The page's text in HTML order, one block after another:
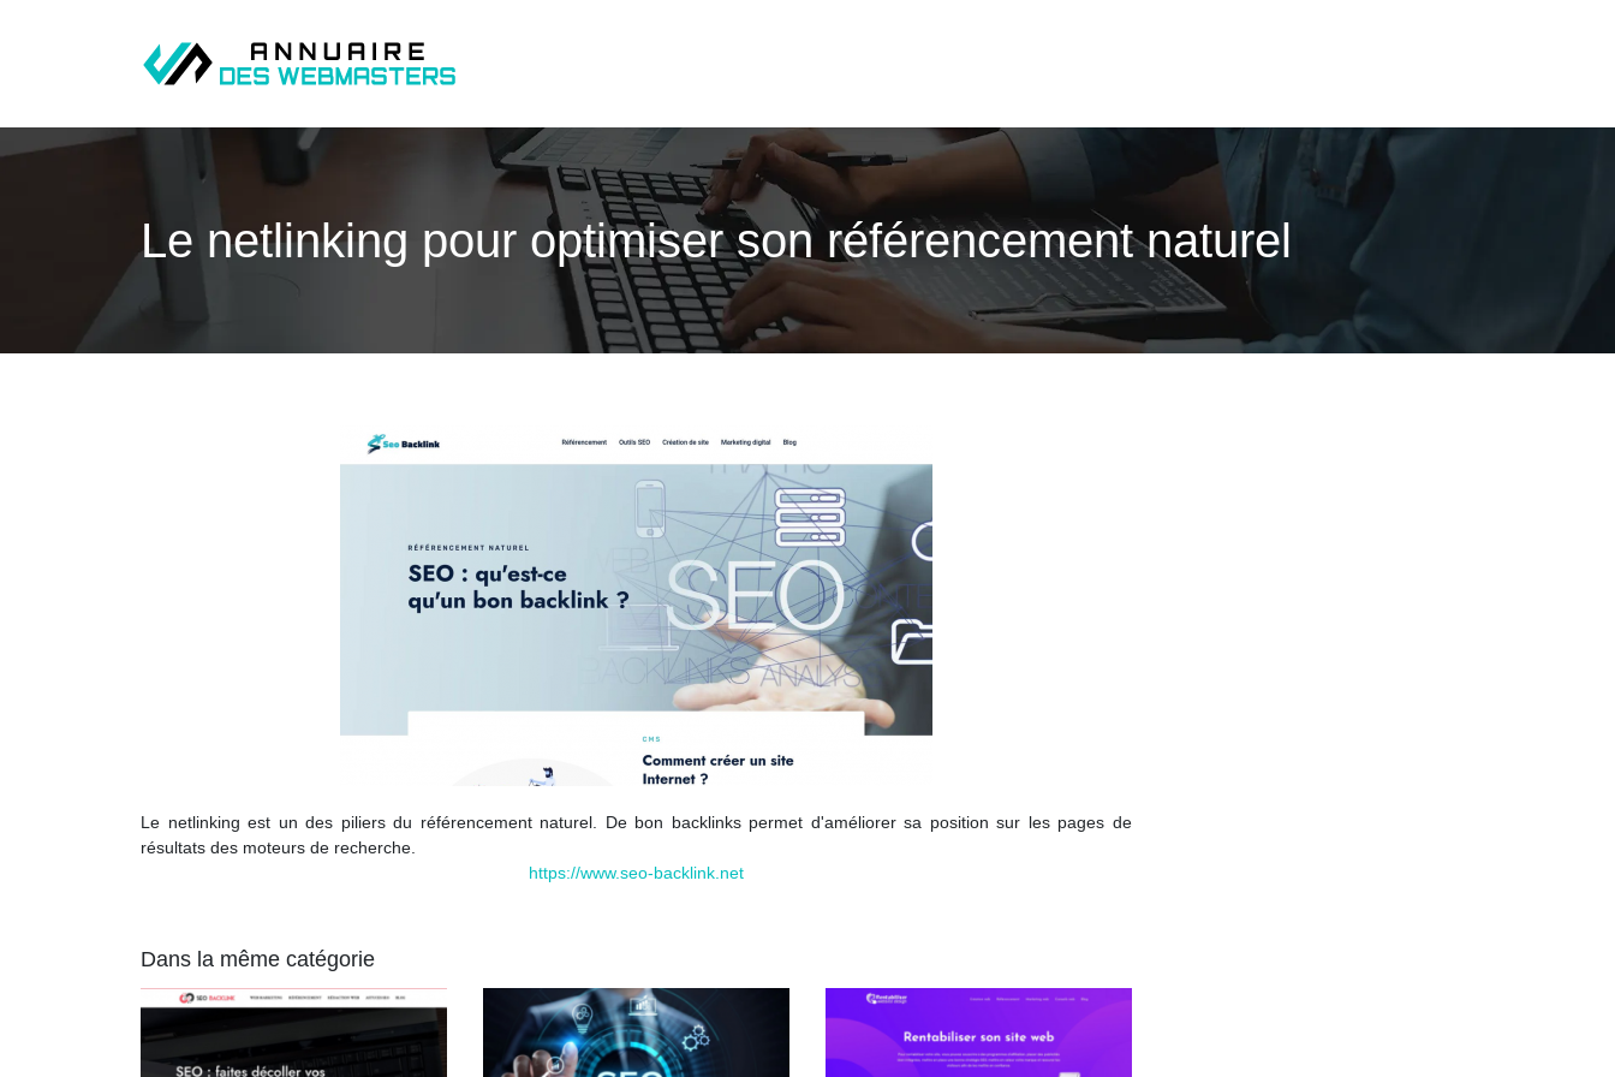
Le netlinking pour optimiser son référencement naturel
Le netlinking est un des piliers du référencement naturel. De bon backlinks permet d'améliorer sa position sur les pages de
résultats des moteurs de recherche.
https://www.seo-backlink.net
Dans la même catégorie